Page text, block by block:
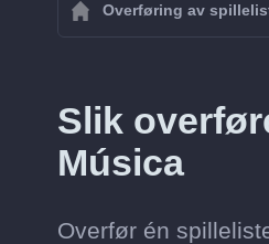
Overføring av
Slik
Música
Overfør én